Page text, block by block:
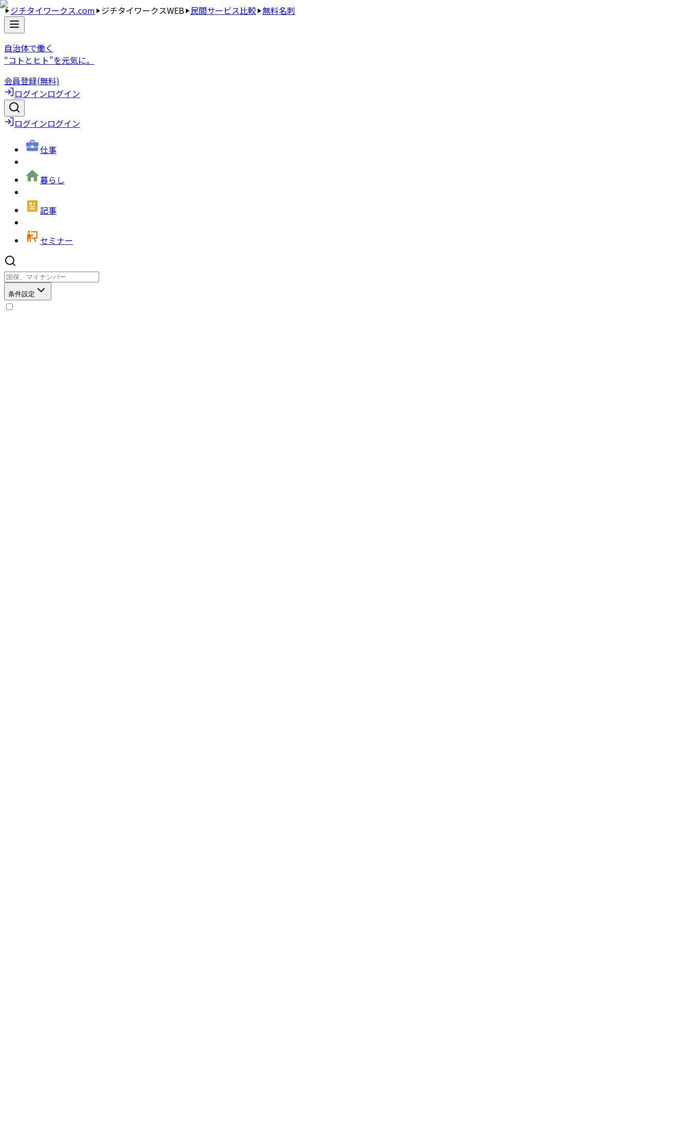
ジチタイワークス.com ジチタイワークスWEB 民間サービス比較 無料名刺
自治体で働く
“コトとヒト”を元気に。
会員登録(無料)
ログインログイン
ログインログイン
仕事
暮らし
記事
セミナー
条件設定